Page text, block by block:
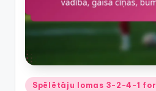
Posted
Spēlētāju lomas 3-2-4-1